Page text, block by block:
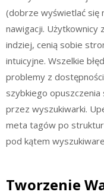
(dobrze wyświetlać się
nawigacji. Użytkownicy
indziej, cenią sobie
intuicyjne. Wszelkie
problemy z
szybkiego
przez wyszukiwarki.
meta tagów po
pod kątem
Tworzenie